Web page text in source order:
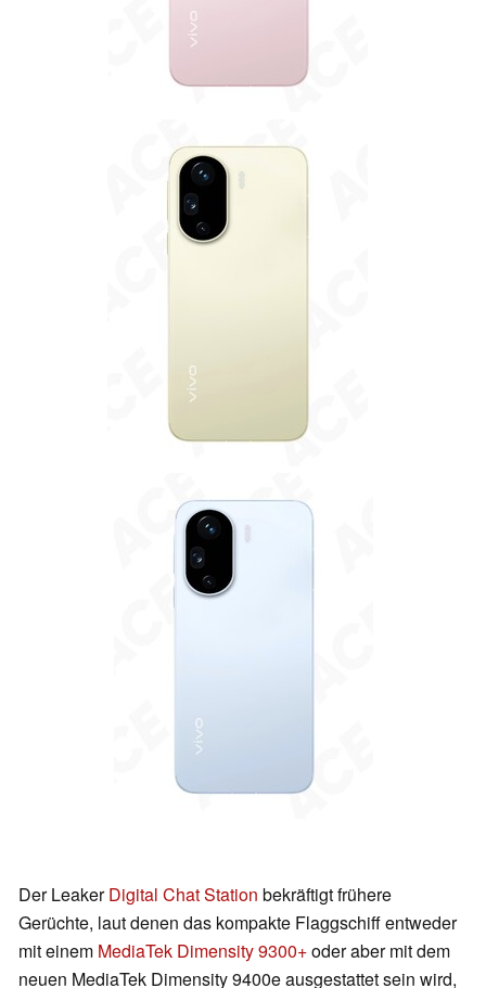
Der LeakerDigital Chat Station bekräftigt frühere
Gerüchte, laut denen das kompakte Flaggschiff entweder
mit einem MediaTek Dimensity 9300+oder aber mit dem
neuen MediaTek Dimensity 9400e ausgestattet sein wird,